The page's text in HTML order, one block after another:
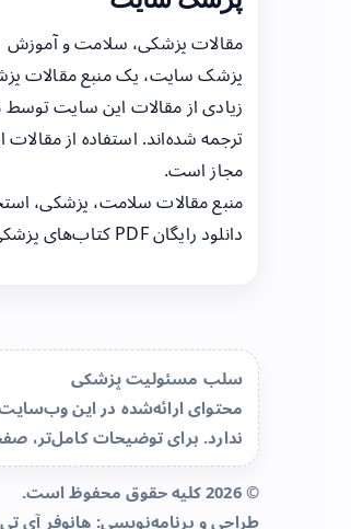
مقالات پزشکی، سلامت و آموزش
پزشک سایت، یک منبع مقالات
زیادی از مقالات این سایت
ترجمه شده‌اند. استفاده از
مجاز است.
منبع مقالات سلامت، پزشکی،
دانلود رایگان PDF کتاب‌های پزشکی.
سلب مسئولیت پزشکی
محتوای ارائه‌شده در این
ندارد. برای توضیحات کامل‌تر،
© 2026 کلیه حقوق محفوظ است.
طراحی و برنامه‌نویسی: هانوفر آی تی